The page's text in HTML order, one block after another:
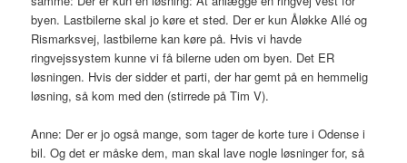
byen. Lastbilerne skal jo køre et sted. Der er kun Åløkke Allé og
Rismarksvej, lastbilerne kan køre på. Hvis vi havde
ringvejssystem kunne vi få bilerne uden om byen. Det ER
løsningen. Hvis der sidder et parti, der har gemt på en hemmelig
løsning, så kom med den (stirrede på Tim V).
Anne: Der er jo også mange, som tager de korte ture i Odense i
bil. Og det er måske dem, man skal lave nogle løsninger for, så